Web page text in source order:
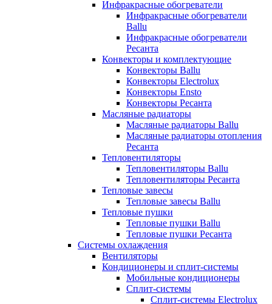
Инфракрасные обогреватели
Инфракрасные обогреватели
Ballu
Инфракрасные обогреватели
Ресанта
Конвекторы и комплектующие
Конвекторы Ballu
Конвекторы Electrolux
Конвекторы Ensto
Конвекторы Ресанта
Масляные радиаторы
Масляные радиаторы Ballu
Масляные радиаторы отопления
Ресанта
Тепловентиляторы
Тепловентиляторы Ballu
Тепловентиляторы Ресанта
Тепловые завесы
Тепловые завесы Ballu
Тепловые пушки
Тепловые пушки Ballu
Тепловые пушки Ресанта
Системы охлаждения
Вентиляторы
Кондиционеры и сплит-системы
Мобильные кондиционеры
Сплит-системы
Сплит-системы Electrolux